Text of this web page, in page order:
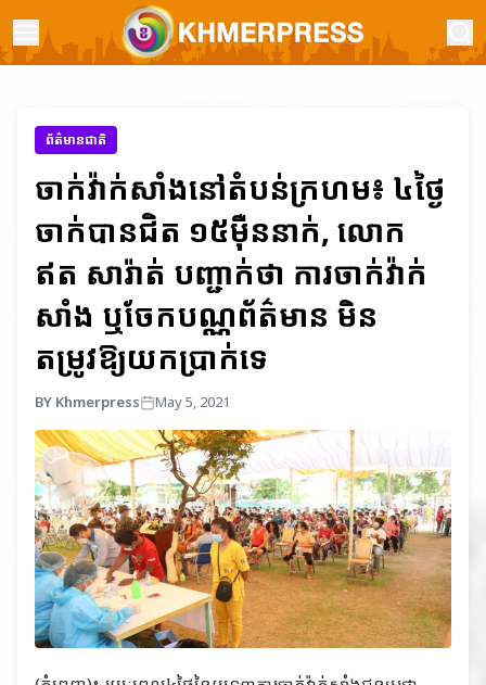
ព័ត៌មានជាតិ
ចាក់វ៉ាក់សាំងនៅតំបន់ក្រហម៖ ៤ថ្ងៃ
ចាក់បានជិត ១៥ម៉ឺននាក់, លោក
ឥត សារ៉ាត់ បញ្ជាក់ថា ការចាក់វ៉ាក់
សាំង ឬចែកបណ្ណព័ត៌មាន មិន
តម្រូវឱ្យយកប្រាក់ទេ
BY Khmerpress May 5, 2021